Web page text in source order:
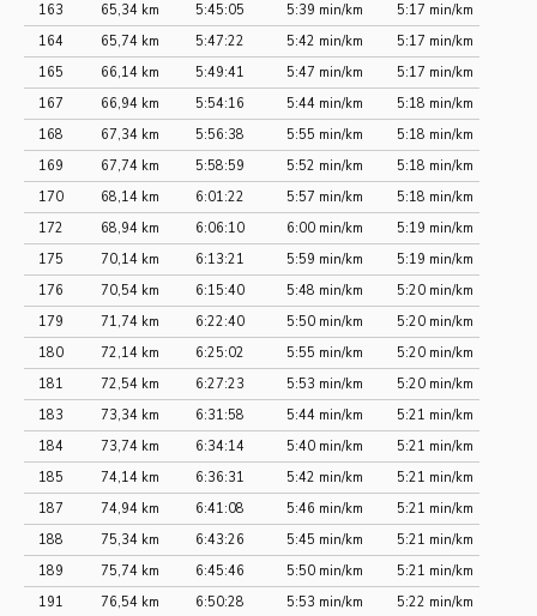
163
65,34 km 5:45:05 5:39 min/km
5:17 min/km
164
65,74 km 5:47:22 5:42 min/km
5:17 min/km
165
66,14 km 5:49:41 5:47 min/km
5:17 min/km
167
66,94 km 5:54:16 5:44 min/km
5:18 min/km
168
67,34 km 5:56:38 5:55 min/km
5:18 min/km
169
67,74 km 5:58:59 5:52 min/km
5:18 min/km
170
68,14 km 6:01:22 5:57 min/km
5:18 min/km
172
68,94 km 6:06:10 6:00 min/km
5:19 min/km
175
70,14 km 6:13:21 5:59 min/km
5:19 min/km
176
70,54 km 6:15:40 5:48 min/km
5:20 min/km
179
71,74 km 6:22:40 5:50 min/km
5:20 min/km
180
72,14 km 6:25:02 5:55 min/km
5:20 min/km
181
72,54 km 6:27:23 5:53 min/km
5:20 min/km
183
73,34 km 6:31:58 5:44 min/km
5:21 min/km
184
73,74 km 6:34:14 5:40 min/km
5:21 min/km
185
74,14 km 6:36:31 5:42 min/km
5:21 min/km
187
74,94 km 6:41:08 5:46 min/km
5:21 min/km
188
75,34 km 6:43:26 5:45 min/km
5:21 min/km
189
75,74 km 6:45:46 5:50 min/km
5:21 min/km
191
76,54 km 6:50:28 5:53 min/km
5:22 min/km